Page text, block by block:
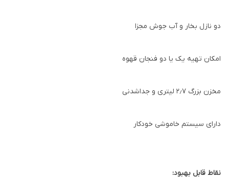
دو نازل بخار و آب جوش مجزا
امکان تهیه یک یا دو فنجان قهوه
مخزن بزرگ ۲٫۷ لیتری و جداشدنی
دارای سیستم خاموشی خودکار
نقاط قابل بهبود: